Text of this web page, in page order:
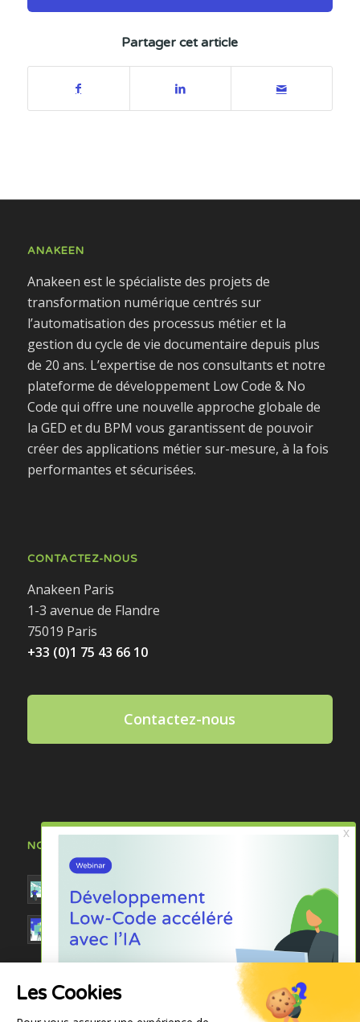
Les Cookies
Partager cet article
ANAKEEN
Anakeen est le spécialiste des projets de
transformation numérique centrés sur
l’automatisation des processus métier et la
gestion du cycle de vie documentaire depuis plus
de 20 ans. L’expertise de nos consultants et notre
plateforme de développement Low Code & No
Code qui offre une nouvelle approche globale de
la GED et du BPM vous garantissent de pouvoir
créer des applications métier sur-mesure, à la fois
performantes et sécurisées.
CONTACTEZ-NOUS
Anakeen Paris
1-3 avenue de Flandre
75019 Paris
+33 (0)1 75 43 66 10
Contactez-nous
NOS DERNIÈRES ACTUALITÉS
Webinar : « Développement Low-Code accéléré :
boostez vos développements sur mesure avec
la puissance de l’IA et Anakeen AP4 »
Signature d’un partenariat commercial et
technologique entre Anakeen & BQube : une
synergie historique à la conquête de nouveaux